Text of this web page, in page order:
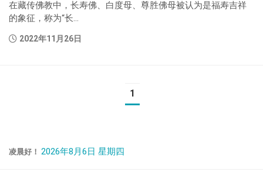
在藏传佛教中，长寿佛、白度母、尊胜佛母被认为是福寿吉祥
的象征，称为“长...
2022年11月26日
1
凌晨好！ 2026年8月6日 星期四